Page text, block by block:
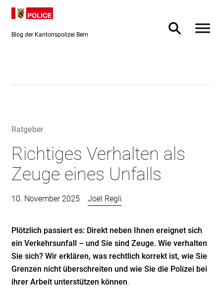
Direkt
zum
Inhalt
Direkt
SucheBlog der Kantonspolizei Bern
Ratgeber
Richtiges Verhalten als
Zeuge eines Unfalls
10. November 2025 Joël Regli
Plötzlich passiert es: Direkt neben Ihnen ereignet sich
ein Verkehrsunfall – und Sie sind Zeuge. Wie verhalten
Sie sich? Wir erklären, was rechtlich korrekt ist, wie Sie
Grenzen nicht überschreiten und wie Sie die Polizei bei
ihrer Arbeit unterstützen können.